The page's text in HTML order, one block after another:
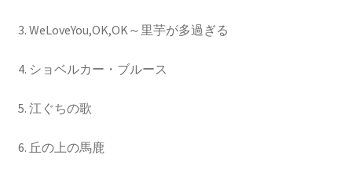
3. WeLoveYou,OK,OK～里芋が多過ぎる
4. ショベルカー・ブルース
5. 江ぐちの歌
6. 丘の上の馬鹿